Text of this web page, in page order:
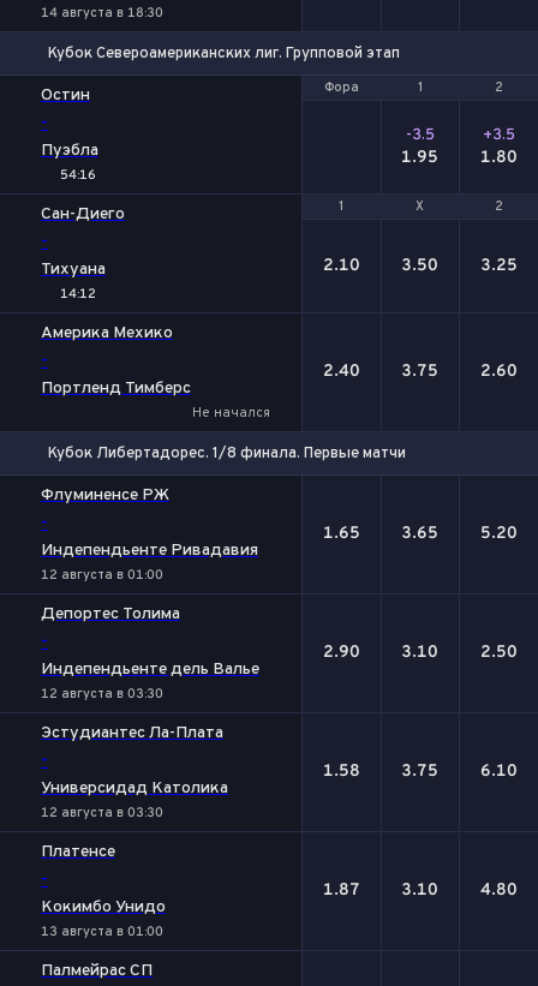
14 августа в 18:30
Кубок Североамериканских лиг. Групповой этап
Фора 1 2
Остин
-
Пуэбла
54:16
Фора 1 2
-3.5
1.95
+3.5
1.80
1 Х 2
Сан-Диего
-
Тихуана
14:12
1 Х 2
2.10 3.50 3.25
Америка Мехико
-
Портленд Тимберс
Не начался
2.40 3.75 2.60
Кубок Либертадорес. 1/8 финала. Первые матчи
Флуминенсе РЖ
-
Индепендьенте Ривадавия
12 августа в 01:00
1.65 3.65 5.20
Депортес Толима
-
Индепендьенте дель Валье
12 августа в 03:30
2.90 3.10 2.50
Эстудиантес Ла-Плата
-
Универсидад Католика
12 августа в 03:30
1.58 3.75 6.10
Платенсе
-
Кокимбо Унидо
13 августа в 01:00
1.87 3.10 4.80
Палмейрас СП